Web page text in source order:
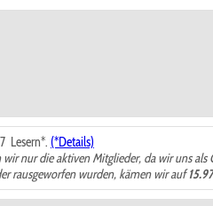
Lesern*. (*Details)
nur die aktiven Mitglieder, da wir uns
rausgeworfen wurden, kämen wir auf